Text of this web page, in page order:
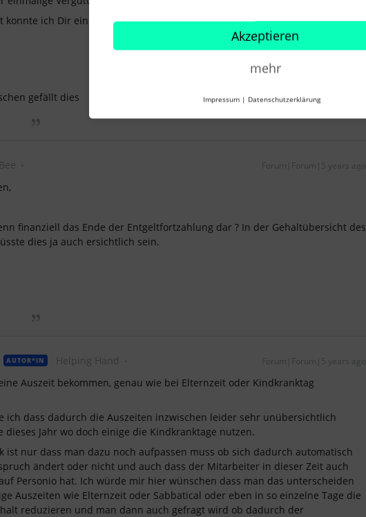
konnte ich Dir ein wenig weiterhelfen.
gefällt dies
Forum|Forum|5 years ago
finanziell das Ende der Entgeltfortzahlung dar ? In der Gehaltübersicht des
dies ja auch ersichtlich sein.
AUTOR*IN Helping Hand Forum|Forum|5 years ago
Auszeit bekommen, genau wie bei Elternzeit oder Kindkranktag
ich dass dadurch die Auszeiten inzwischen leider sehr unübersichtlich
dieses Jahr wo doch einige die Kindkranktage nutzen.
ist nur dass man dazu noch aufpassen muss ob sich dadurch automatisch
ändert oder nicht und auch dass der Mitarbeiter in dieser Zeit auch
Personio hat. Ich würde mir hier wünschen dass man das unterscheiden
Auszeiten wie Elternzeit oder Sabbatical oder eben in so einzelne Tage die
reduzieren und man dann auch gefragt wird ob dadurch der
Akzeptieren
mehr
Impressum | Datenschutzerklärung